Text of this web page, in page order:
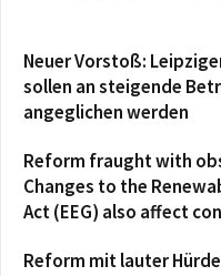
Neuer Vorstoß:
sollen an steigende
angeglichen werden
Reform fraught with
Changes to the
Act (EEG) also affect
Reform mit lauter